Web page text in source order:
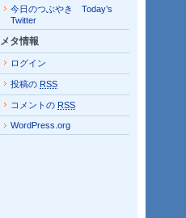
今日のつぶやき Today’s
Twitter
メタ情報
ログイン
投稿の RSS
コメントの RSS
WordPress.org